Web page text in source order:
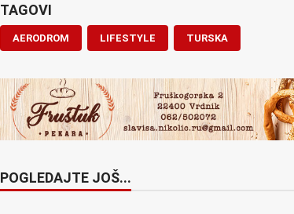
TAGOVI
AERODROM LIFESTYLE TURSKA
POGLEDAJTE JOŠ...